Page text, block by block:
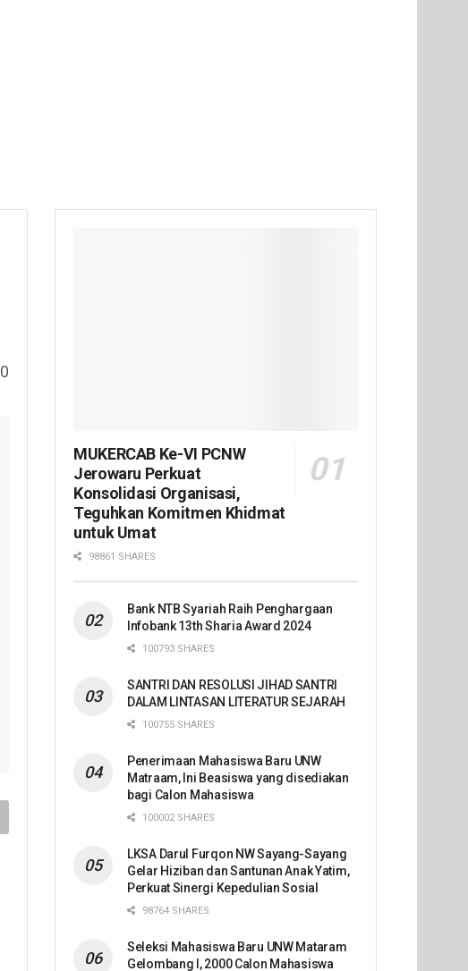
0
MUKERCAB Ke-VI PCNW
Jerowaru Perkuat
Konsolidasi Organisasi,
Teguhkan Komitmen Khidmat
untuk Umat
98861 SHARES
Bank NTB Syariah Raih Penghargaan
Infobank 13th Sharia Award 2024
100793 SHARES
SANTRI DAN RESOLUSI JIHAD SANTRI
DALAM LINTASAN LITERATUR SEJARAH
100755 SHARES
Penerimaan Mahasiswa Baru UNW
Matraam, Ini Beasiswa yang disediakan
bagi Calon Mahasiswa
100002 SHARES
LKSA Darul Furqon NW Sayang-Sayang
Gelar Hiziban dan Santunan Anak Yatim,
Perkuat Sinergi Kepedulian Sosial
98764 SHARES
Seleksi Mahasiswa Baru UNW Mataram
Gelombang I, 2000 Calon Mahasiswa